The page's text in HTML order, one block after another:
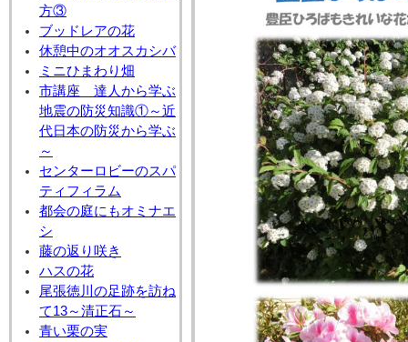
方③
ブッドレアの花
休憩中のオオスカシバ
ミニひまわり畑
市講座 達人から学ぶ
地震の防災知識①～近
代日本の防災から学ぶ
～
センターロビーのスパ
ティフィラム
都会の庭にもオミナエ
シ
藤の返り咲き
ハスの花
尾張徳川の足跡を訪ね
て13～清正石～
青い栗の実